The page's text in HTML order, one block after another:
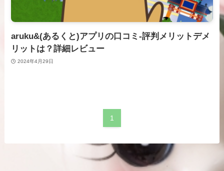
aruku&(あるくと)アプリの口コミ-評判メリットデメ
リットは？詳細レビュー
2024年4月29日
1